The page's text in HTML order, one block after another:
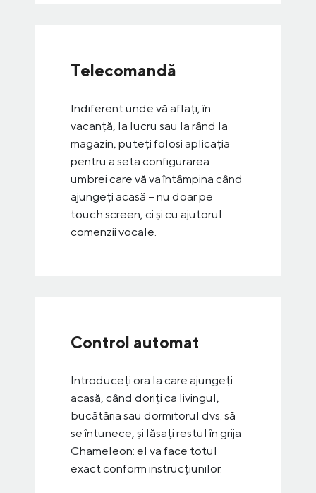
Telecomandă
Indiferent unde vă aflați, în
vacanță, la lucru sau la rând la
magazin, puteți folosi aplicația
pentru a seta configurarea
umbrei care vă va întâmpina când
ajungeți acasă – nu doar pe
touch screen, ci și cu ajutorul
comenzii vocale.
Control automat
Introduceţi ora la care ajungeți
acasă, când doriți ca livingul,
bucătăria sau dormitorul dvs. să
se întunece, și lăsați restul în grija
Chameleon: el va face totul
exact conform instrucțiunilor.